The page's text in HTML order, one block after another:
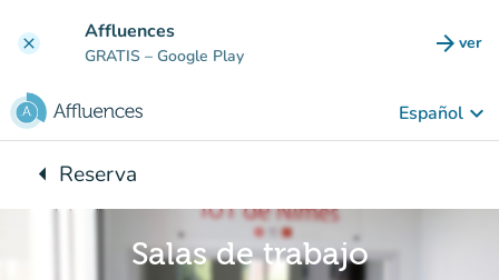
clear Affluences
GRATIS – Google Play arrow_forward ver
Español keyboard_arrow_down
arrow_leftVuelta:
Reserva
Salas de trabajo